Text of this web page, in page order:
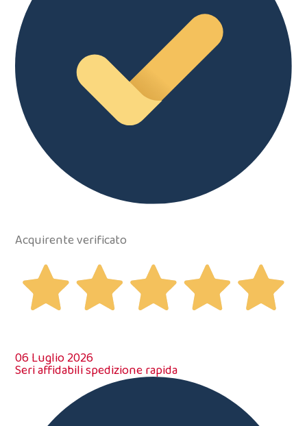
Acquirente verificato
06 Luglio 2026
Seri affidabili spedizione rapida